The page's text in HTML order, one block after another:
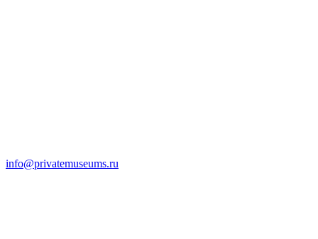
info@privatemuseums.ru